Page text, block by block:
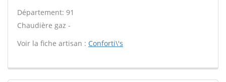
Département: 91
Chaudière gaz -
Voir la fiche artisan : Conforti\'s